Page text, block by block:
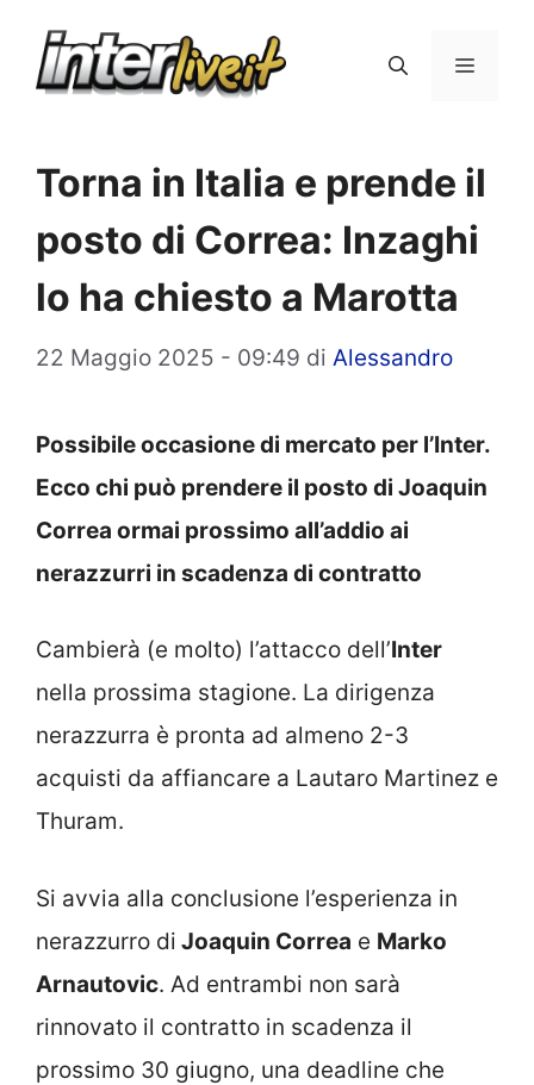
Menu
Torna in Italia e prende il
posto di Correa: Inzaghi
lo ha chiesto a Marotta
22 Maggio 2025 - 09:49 di Alessandro
Possibile occasione di mercato per l’Inter.
Ecco chi può prendere il posto di Joaquin
Correa ormai prossimo all’addio ai
nerazzurri in scadenza di contratto
Cambierà (e molto) l’attacco dell’Inter
nella prossima stagione. La dirigenza
nerazzurra è pronta ad almeno 2-3
acquisti da affiancare a Lautaro Martinez e
Thuram.
Si avvia alla conclusione l’esperienza in
nerazzurro di Joaquin Correa e Marko
Arnautovic. Ad entrambi non sarà
rinnovato il contratto in scadenza il
prossimo 30 giugno, una deadline che